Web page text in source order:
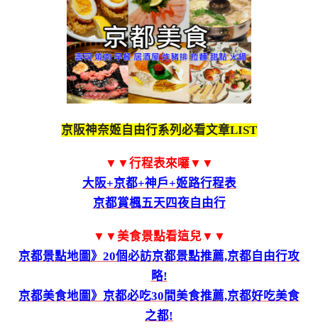
京阪神奈姬自由行系列必看文章LIST
▼▼行程表來囉▼▼
大阪+京都+神戶+姬路行程表
京都賞楓五天四夜自由行
▼▼美食景點看這兒▼▼
京都景點地圖》20個必訪京都景點推薦,京都自由行攻
略!
京都美食地圖》京都必吃30間美食推薦,京都好吃美食
之都!